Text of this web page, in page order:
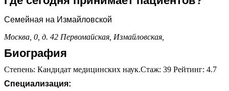
Семейная на Измайловской
Москва, 0, д. 42 Первомайская, Измайловская,
Биография
Степень: Кандидат медицинских наук.Стаж: 39 Рейтинг: 4.7
Специализация: